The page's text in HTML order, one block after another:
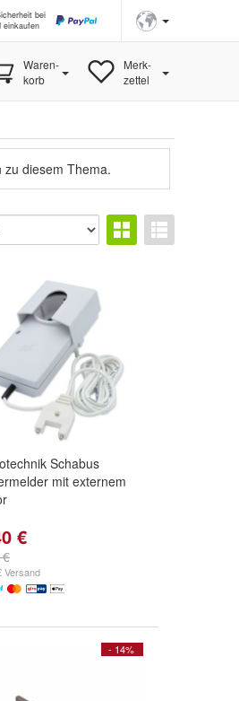
bei
einkaufen
Waren-
korb
Merk-
zettel
diesem Thema.
Schabus
mit externem
€
Versand
- 14%